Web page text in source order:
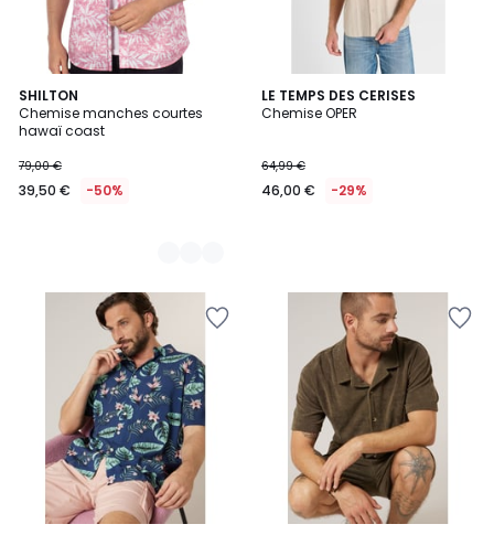
SHILTON
Chemise manches courtes
hawaï coast
79,00 €
39,50 € -50%
4
Couleurs
LE TEMPS DES CERISES
Chemise OPER
64,99 €
46,00 € -29%